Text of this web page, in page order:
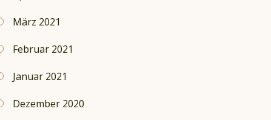
März 2021
Februar 2021
Januar 2021
Dezember 2020